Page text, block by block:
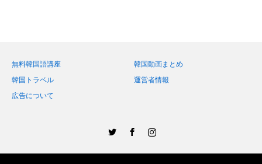
無料韓国語講座
韓国動画まとめ
韓国トラベル
運営者情報
広告について